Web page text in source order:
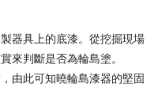
器具上的底漆。從挖掘現場
來判斷是否為輪島塗。
由此可知曉輪島漆器的堅固